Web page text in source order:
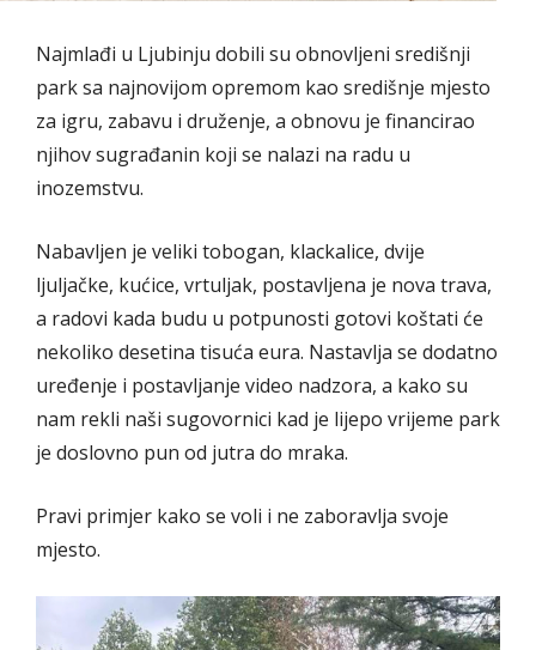
Najmlađi u Ljubinju dobili su obnovljeni središnji
park sa najnovijom opremom kao središnje mjesto
za igru, zabavu i druženje, a obnovu je financirao
njihov sugrađanin koji se nalazi na radu u
inozemstvu.
Nabavljen je veliki tobogan, klackalice, dvije
ljuljačke, kućice, vrtuljak, postavljena je nova trava,
a radovi kada budu u potpunosti gotovi koštati će
nekoliko desetina tisuća eura. Nastavlja se dodatno
uređenje i postavljanje video nadzora, a kako su
nam rekli naši sugovornici kad je lijepo vrijeme park
je doslovno pun od jutra do mraka.
Pravi primjer kako se voli i ne zaboravlja svoje
mjesto.